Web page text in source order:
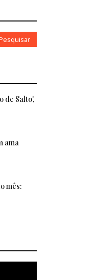
de Salto',
ama
mês: